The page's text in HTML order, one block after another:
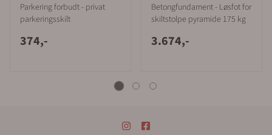
Parkering forbudt - privat
parkeringsskilt
374,-
Betongfundament - Løsfot for
skiltstolpe pyramide 175 kg
3.674,-